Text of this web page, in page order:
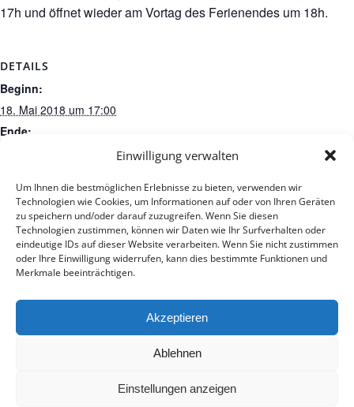
Einwilligung verwalten
Um Ihnen die bestmöglichen Erlebnisse zu bieten, verwenden wir
Technologien wie Cookies, um Informationen auf oder von Ihren Geräten
zu speichern und/oder darauf zuzugreifen. Wenn Sie diesen
Technologien zustimmen, können wir Daten wie Ihr Surfverhalten oder
eindeutige IDs auf dieser Website verarbeiten. Wenn Sie nicht zustimmen
oder Ihre Einwilligung widerrufen, kann dies bestimmte Funktionen und
Merkmale beeinträchtigen.
Akzeptieren
Ablehnen
Einstellungen anzeigen
17h und öffnet wieder am Vortag des Ferienendes um 18h.
DETAILS
Beginn:
18. Mai 2018 um 17:00
Ende:
Ferien,Termine
Zum Kalender hinzufügen
Veranstaltungs-Navigation
© 2017 - Deutsch-Französisches Internat Freiburg - Realisiert von